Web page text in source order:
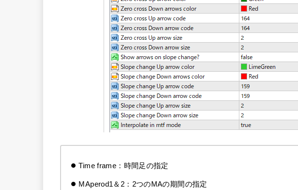
Time frame：時間足の指定
MAperod1＆2：2つのMAの期間の指定